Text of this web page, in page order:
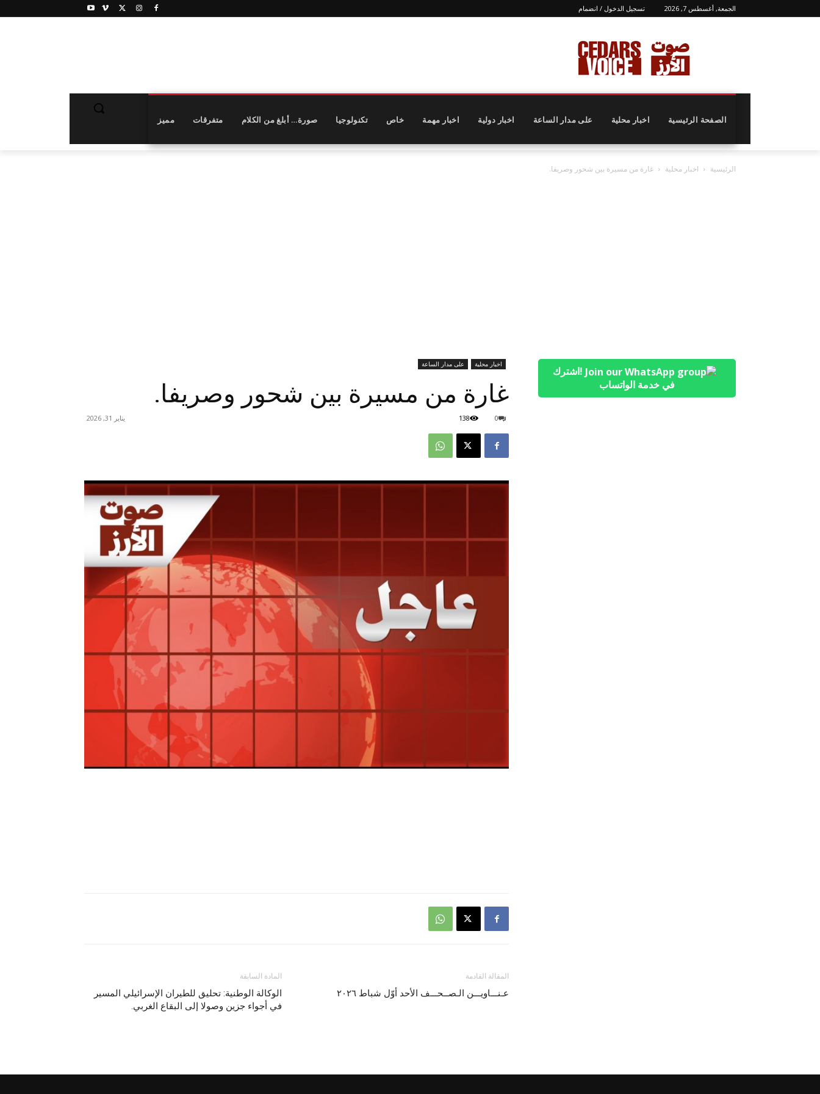
الجمعة, أغسطس 7, 2026 تسجيل الدخول / انضمام
الصفحة الرئيسية اخبار محلية على مدار الساعة اخبار دولية اخبار مهمة خاص تكنولوجيا صورة… أبلغ من الكلام متفرقات مميز
الرئيسية اخبار محلية غارة من مسيرة بين شحور وصريفا.
اخبار محلية على مدار الساعة
غارة من مسيرة بين شحور وصريفا.
يناير 31, 2026 0
138
المادة السابقة
الوكالة الوطنية: تحليق للطيران الإسرائيلي المسير
في أجواء جزين وصولا إلى البقاع الغربي.
المقالة القادمة
عـنـــاويـــن الـصــحـــف الأحد أوّل شباط ٢٠٢٦
!اشترك
في خدمة الواتساب